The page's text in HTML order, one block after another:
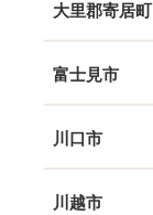
大里郡寄居町
富士見市
川口市
川越市